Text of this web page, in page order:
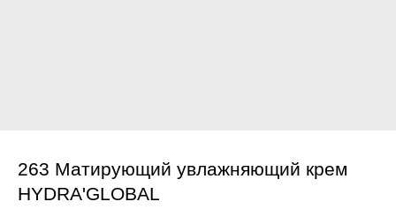
263 Матирующий увлажняющий крем
HYDRA'GLOBAL